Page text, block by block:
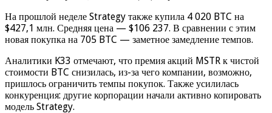
На прошлой неделе Strategy также купила 4 020 BTC на
$427,1 млн. Средняя цена — $106 237. В сравнении с этим
новая покупка на 705 BTC — заметное замедление темпов.
Аналитики K33 отмечают, что премия акций MSTR к чистой
стоимости BTC снизилась, из-за чего компании, возможно,
пришлось ограничить темпы покупок. Также усилилась
конкуренция: другие корпорации начали активно копировать
модель Strategy.